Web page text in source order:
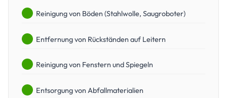
Reinigung von Böden (Stahlwolle, Saugroboter)
Entfernung von Rückständen auf Leitern
Reinigung von Fenstern und Spiegeln
Entsorgung von Abfallmaterialien